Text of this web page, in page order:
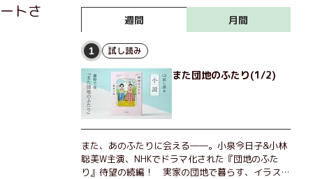
トさ
週間 月間
1 試し読み
また団地のふたり(1/2)
また、あのふたりに会える――。小泉今日子&小林
聡美W主演、NHKでドラマ化された『団地のふた
り』待望の続編！ 実家の団地で暮らす、イラスト